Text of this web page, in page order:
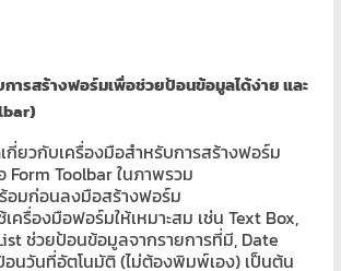
ารสร้างฟอร์มเพื่อช่วยป้อนข้อมูลได้ง่าย และ
กี่ยวกับเครื่องมือสำหรับการสร้างฟอร์ม
Form Toolbar ในภาพรวม
อมก่อนลงมือสร้างฟอร์ม
เครื่องมือฟอร์มให้เหมาะสม เช่น Text Box,
ช่วยป้อนข้อมูลจากรายการที่มี, Date
นวันที่อัตโนมัติ (ไม่ต้องพิมพ์เอง) เป็นต้น